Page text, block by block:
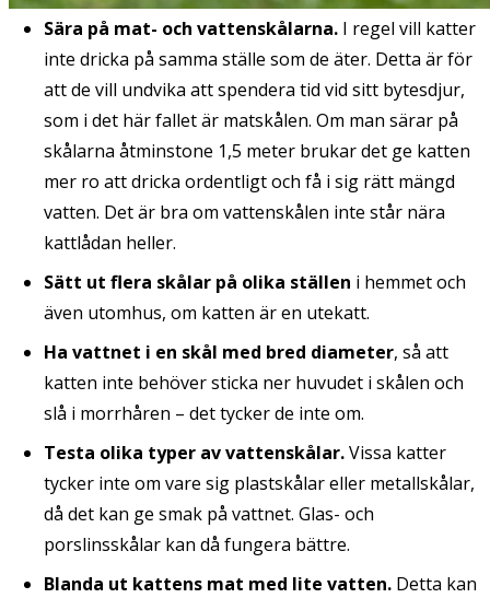
Sära på mat- och vattenskålarna. I regel vill katter
inte dricka på samma ställe som de äter. Detta är för
att de vill undvika att spendera tid vid sitt bytesdjur,
som i det här fallet är matskålen. Om man särar på
skålarna åtminstone 1,5 meter brukar det ge katten
mer ro att dricka ordentligt och få i sig rätt mängd
vatten. Det är bra om vattenskålen inte står nära
kattlådan heller.
Sätt ut flera skålar på olika ställen i hemmet och
även utomhus, om katten är en utekatt.
Ha vattnet i en skål med bred diameter, så att
katten inte behöver sticka ner huvudet i skålen och
slå i morrhåren – det tycker de inte om.
Testa olika typer av vattenskålar.Vissa katter
tycker inte om vare sig plastskålar eller metallskålar,
då det kan ge smak på vattnet. Glas- och
porslinsskålar kan då fungera bättre.
Blanda ut kattens mat med lite vatten. Detta kan